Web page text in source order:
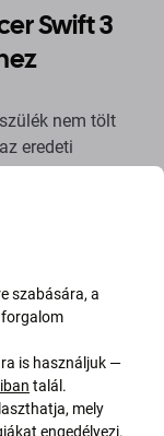
Swift 3
nem tölt
eredeti
megfelelő
a stabil
kizárja a
szabására, a
forgalom
is használjuk —
talál.
mely
engedélyezi.